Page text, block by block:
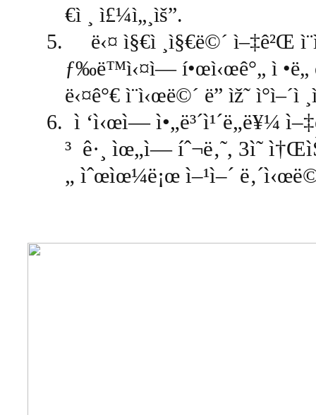
€ì ¸ ì£¼ì„¸ìš”.
5.
ë‹¤ ì§€ì ¸ì§€ë©´ ì–‡ê²Œ
ƒ‰ë™ì‹¤ì— í•œì‹œê°„ ì •ë„
ë‹¤ê°€ ì¨ì‹œë©´ ë” ìž˜ ì°ì–´ì
6. ì ‘ì‹œì— ì•„ë³´ì¹´ë„ë¥¼
³ ê·¸ ìœ„ì— íˆ¬ë‚˜, 3ì˜
„ ìˆœìœ¼ë¡œ ì–¹ì–´